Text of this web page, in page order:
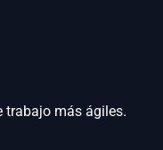
trabajo más ágiles.